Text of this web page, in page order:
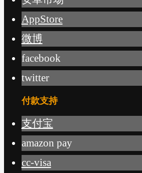
AppStore
微博
facebook
twitter
付款支持
支付宝
amazon pay
cc-visa